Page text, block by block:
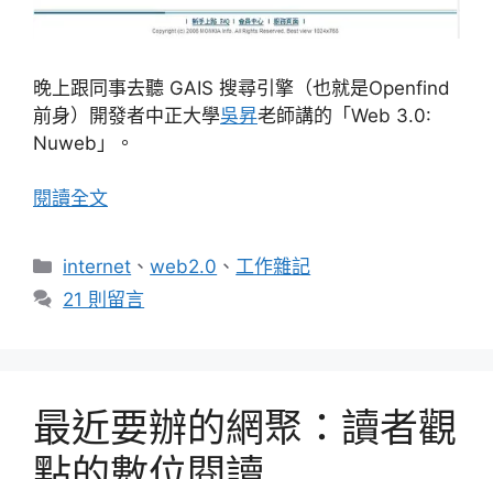
晚上跟同事去聽 GAIS 搜尋引擎（也就是Openfind
前身）開發者中正大學吳昇老師講的「Web 3.0:
Nuweb」。
閱讀全文
分
類
internet 、web2.0 、工作雜記
21 則留言
最近要辦的網聚：讀者觀